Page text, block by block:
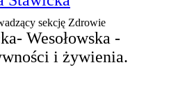
sekcję Zdrowie
Wesołowska -
i żywienia.